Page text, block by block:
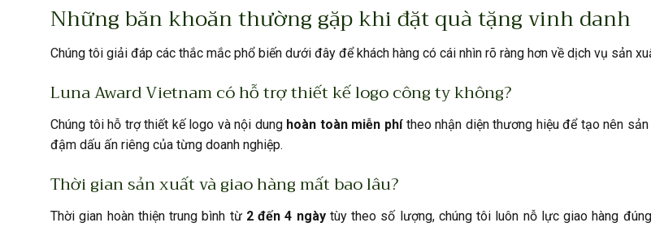
Những băn khoăn thường gặp khi đặt quà tặng vinh danh
Chúng tôi giải đáp các thắc mắc phổ biến dưới đây để khách hàng có cái nhìn rõ ràng hơn về dịch vụ sản
Luna Award Vietnam có hỗ trợ thiết kế logo công ty không?
Chúng tôi hỗ trợ thiết kế logo và nội dung hoàn toàn miễn phítheo nhận diện thương hiệu để tạo nên
đậm dấu ấn riêng của từng doanh nghiệp.
Thời gian sản xuất và giao hàng mất bao lâu?
Thời gian hoàn thiện trung bình từ 2 đến 4 ngàytùy theo số lượng, chúng tôi luôn nỗ lực giao hàng